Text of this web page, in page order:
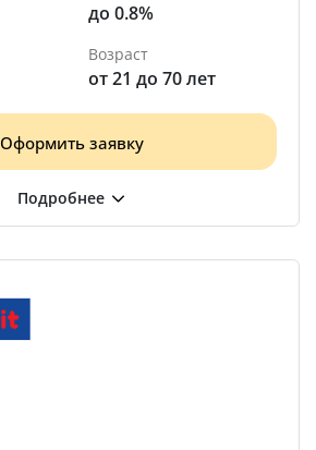
до 0.8%
Возраст
от 21 до 70 лет
Оформить заявку